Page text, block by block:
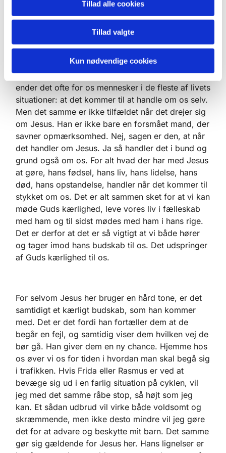
Tillad alle cookies
Tillad valgte
Kun nødvendige cookies
Hvis jeg ikke bliver hørt, bliver jer irriteret. Nogle
gange fordi det jeg siger, er vigtigt. Men ofte
skyldes irritationen mere det, at jeg er forfængelig,
og føler mig overset, når andre ikke hører hvad
jeg siger. Så handler det ikke om det budskab som
jeg kommer med, men om mig selv. Og sådan
ender det ofte for os mennesker i de fleste af livets
situationer: at det kommer til at handle om os selv.
Men det samme er ikke tilfældet når det drejer sig
om Jesus. Han er ikke bare en forsmået mand, der
savner opmærksomhed. Nej, sagen er den, at når
det handler om Jesus. Ja så handler det i bund og
grund også om os. For alt hvad der har med Jesus
at gøre, hans fødsel, hans liv, hans lidelse, hans
død, hans opstandelse, handler når det kommer til
stykket om os. Det er alt sammen sket for at vi kan
møde Guds kærlighed, leve vores liv i fælleskab
med ham og til sidst mødes med ham i hans rige.
Det er derfor at det er så vigtigt at vi både hører
og tager imod hans budskab til os. Det udspringer
af Guds kærlighed til os.
For selvom Jesus her bruger en hård tone, er det
samtidigt et kærligt budskab, som han kommer
med. Det er det fordi han fortæller dem at de
begår en fejl, og samtidig viser dem hvilken vej de
bør gå. Han giver dem en ny chance. Hjemme hos
os øver vi os for tiden i hvordan man skal begå sig
i trafikken. Hvis Frida eller Rasmus er ved at
bevæge sig ud i en farlig situation på cyklen, vil
jeg med det samme råbe stop, så højt som jeg
kan. Et sådan udbrud vil virke både voldsomt og
skræmmende, men ikke desto mindre vil jeg gøre
det for at advare og beskytte mit barn. Det samme
gør sig gældende for Jesus her. Hans lignelser er